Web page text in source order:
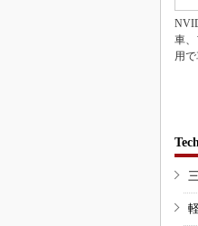
車
用